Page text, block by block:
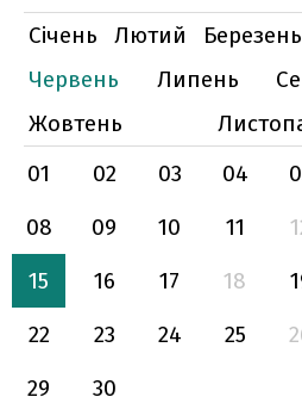
Січень
Лютий Березень
Червень
Липень
Жовтень
01
02 03 04
08
09 10 11
15
16 17 18
22
23 24 25
29
30